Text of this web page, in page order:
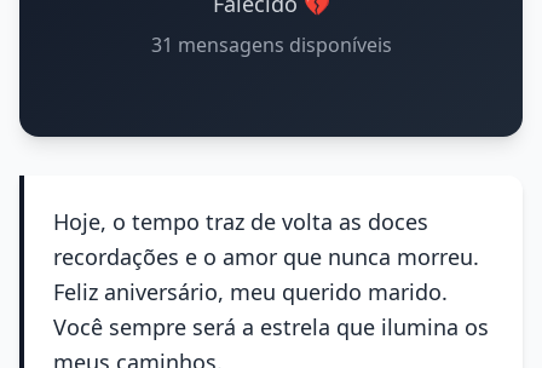
31 mensagens disponíveis
Hoje, o tempo traz de volta as doces
recordações e o amor que nunca morreu.
Feliz aniversário, meu querido marido.
Você sempre será a estrela que ilumina os
meus caminhos.